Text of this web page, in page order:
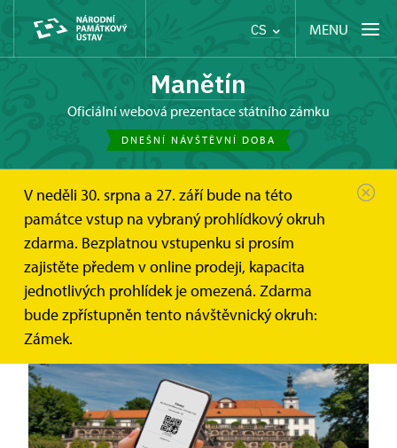
CS MENU
Manětín
oficiální webová prezentace státního zámku
DNEŠNÍ NÁVŠTĚVNÍ DOBA
V neděli 30. srpna a 27. září bude na této
památce vstup na vybraný prohlídkový okruh
zdarma. Bezplatnou vstupenku si prosím
zajistěte předem v online prodeji, kapacita
jednotlivých prohlídek je omezená. Zdarma
bude zpřístupněn tento návštěvnický okruh:
Zámek.
Manětín Online vstupenky a dárkové poukazy
Online vstupenky